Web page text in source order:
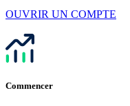
OUVRIR UN COMPTE
Commencer